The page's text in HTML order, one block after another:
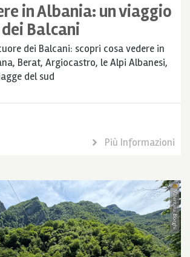
in Albania: un viaggio
Balcani
dei Balcani: scopri cosa vedere in
Berat, Argiocastro, le Alpi Albanesi,
del sud
Più Informazioni